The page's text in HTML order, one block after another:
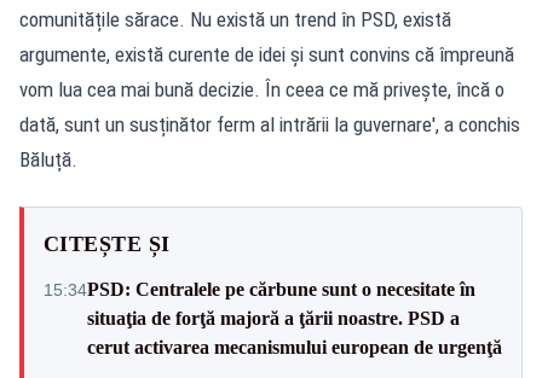
comunitățile sărace. Nu există un trend în PSD, există
argumente, există curente de idei și sunt convins că împreună
vom lua cea mai bună decizie. În ceea ce mă privește, încă o
dată, sunt un susținător ferm al intrării la guvernare', a conchis
Băluță.
CITEȘTE ȘI
15:34PSD: Centralele pe cărbune sunt o necesitate în
situaţia de forţă majoră a ţării noastre. PSD a
cerut activarea mecanismului european de urgenţă